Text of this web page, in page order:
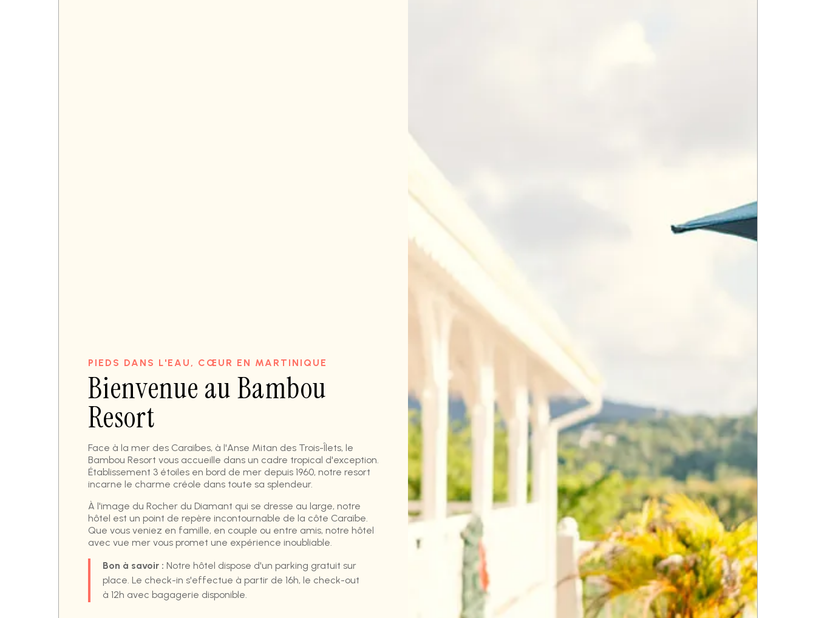
PIEDS DANS L'EAU, CŒUR EN MARTINIQUE
Bienvenue au Bambou
Resort
Face à la mer des Caraïbes, à l'Anse Mitan des Trois-Îlets, le
Bambou Resort vous accueille dans un cadre tropical d'exception.
Établissement 3 étoiles en bord de mer depuis 1960, notre resort
incarne le charme créole dans toute sa splendeur.
À l'image du Rocher du Diamant qui se dresse au large, notre
hôtel est un point de repère incontournable de la côte Caraïbe.
Que vous veniez en famille, en couple ou entre amis, notre hôtel
avec vue mer vous promet une expérience inoubliable.
Bon à savoir : Notre hôtel dispose d'un parking gratuit sur
place. Le check-in s'effectue à partir de 16h, le check-out
à 12h avec bagagerie disponible.